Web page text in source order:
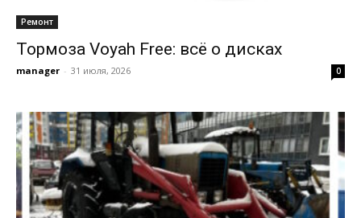
Ремонт
Тормоза Voyah Free: всё о дисках
manager - 31 июля, 2026 0